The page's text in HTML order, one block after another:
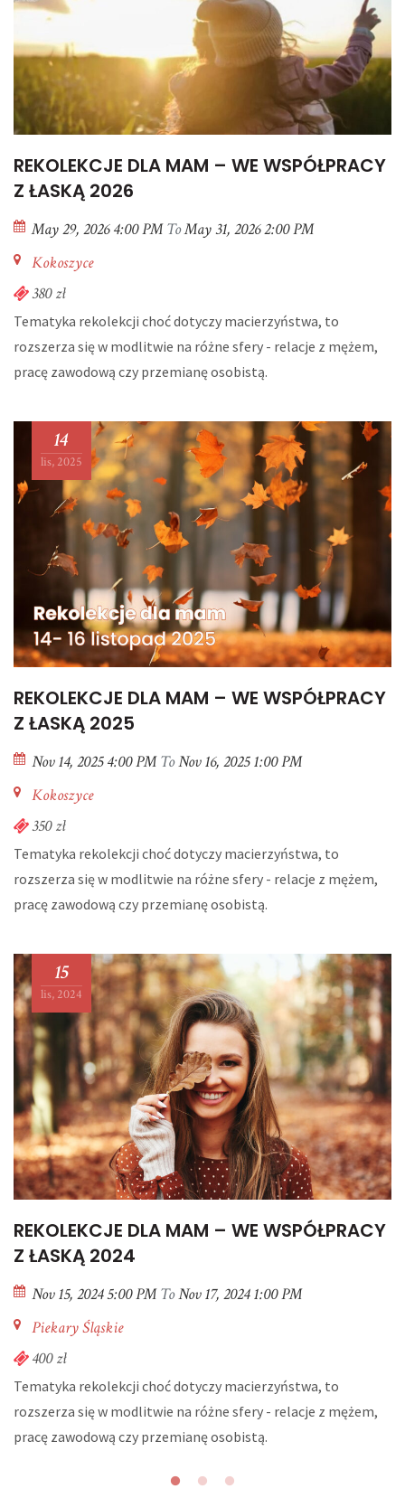
REKOLEKCJE DLA MAM – WE WSPÓŁPRACY
Z ŁASKĄ 2026
May 29, 2026 4:00 PMToMay 31, 2026 2:00 PM
Kokoszyce
380 zł
Tematyka rekolekcji choć dotyczy macierzyństwa, to
rozszerza się w modlitwie na różne sfery - relacje z mężem,
pracę zawodową czy przemianę osobistą.
14
lis, 2025
REKOLEKCJE DLA MAM – WE WSPÓŁPRACY
Z ŁASKĄ 2025
Nov 14, 2025 4:00 PMToNov 16, 2025 1:00 PM
Kokoszyce
350 zł
Tematyka rekolekcji choć dotyczy macierzyństwa, to
rozszerza się w modlitwie na różne sfery - relacje z mężem,
pracę zawodową czy przemianę osobistą.
15
lis, 2024
REKOLEKCJE DLA MAM – WE WSPÓŁPRACY
Z ŁASKĄ 2024
Nov 15, 2024 5:00 PMToNov 17, 2024 1:00 PM
Piekary Śląskie
400 zł
Tematyka rekolekcji choć dotyczy macierzyństwa, to
rozszerza się w modlitwie na różne sfery - relacje z mężem,
pracę zawodową czy przemianę osobistą.